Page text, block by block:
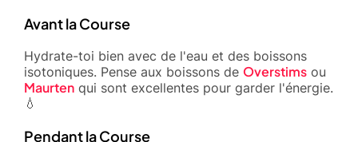
Avant la Course
Hydrate-toi bien avec de l'eau et des boissons
isotoniques. Pense aux boissons de Overstims ou
Maurten qui sont excellentes pour garder l'énergie.
💧
Pendant la Course